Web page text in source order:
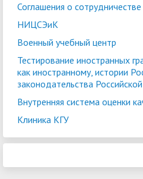
Соглашения о сотрудничестве
НИЦСЭиК
Военный учебный центр
Тестирование иностранных
как иностранному, истории
законодательства
Внутренняя система оценки
Клиника КГУ